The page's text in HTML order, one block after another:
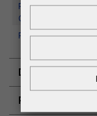
Replay Outlet
Outlet Croatia
Replay Outlet
DOSTAVA
POVRAT I